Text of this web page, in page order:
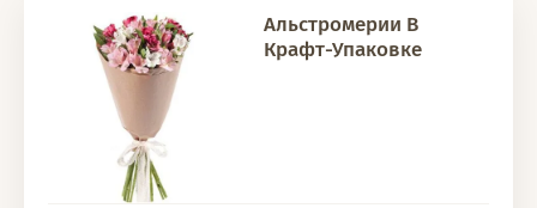
Альстромерии В
Крафт-Упаковке